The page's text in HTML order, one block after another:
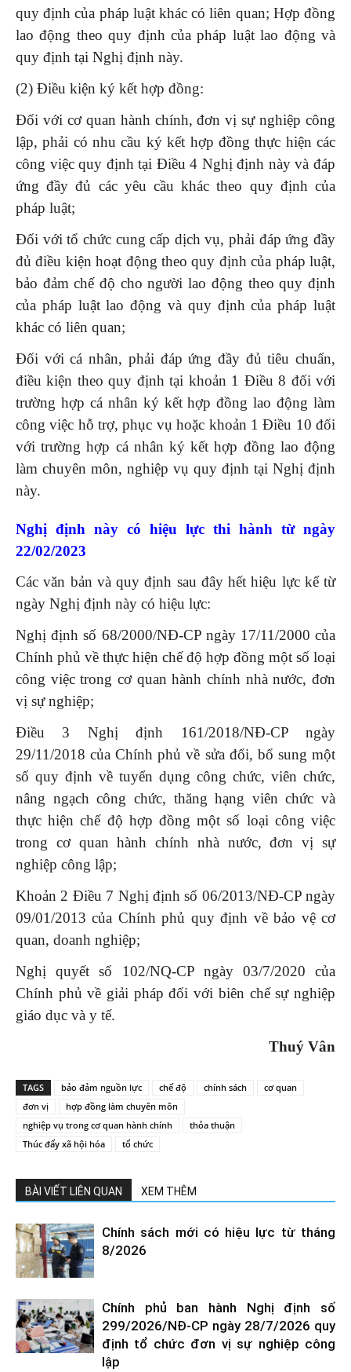
quy định của pháp luật khác có liên quan; Hợp đồng
lao động theo quy định của pháp luật lao động và
quy định tại Nghị định này.
(2) Điều kiện ký kết hợp đồng:
Đối với cơ quan hành chính, đơn vị sự nghiệp công
lập, phải có nhu cầu ký kết hợp đồng thực hiện các
công việc quy định tại Điều 4 Nghị định này và đáp
ứng đầy đủ các yêu cầu khác theo quy định của
pháp luật;
Đối với tổ chức cung cấp dịch vụ, phải đáp ứng đầy
đủ điều kiện hoạt động theo quy định của pháp luật,
bảo đảm chế độ cho người lao động theo quy định
của pháp luật lao động và quy định của pháp luật
khác có liên quan;
Đối với cá nhân, phải đáp ứng đầy đủ tiêu chuẩn,
điều kiện theo quy định tại khoản 1 Điều 8 đối với
trường hợp cá nhân ký kết hợp đồng lao động làm
công việc hỗ trợ, phục vụ hoặc khoản 1 Điều 10 đối
với trường hợp cá nhân ký kết hợp đồng lao động
làm chuyên môn, nghiệp vụ quy định tại Nghị định
này.
Nghị định này có hiệu lực thi hành từ ngày
22/02/2023
Các văn bản và quy định sau đây hết hiệu lực kể từ
ngày Nghị định này có hiệu lực:
Nghị định số 68/2000/NĐ-CP ngày 17/11/2000 của
Chính phủ về thực hiện chế độ hợp đồng một số loại
công việc trong cơ quan hành chính nhà nước, đơn
vị sự nghiệp;
Điều 3 Nghị định 161/2018/NĐ-CP ngày
29/11/2018 của Chính phủ về sửa đổi, bổ sung một
số quy định về tuyển dụng công chức, viên chức,
nâng ngạch công chức, thăng hạng viên chức và
thực hiện chế độ hợp đồng một số loại công việc
trong cơ quan hành chính nhà nước, đơn vị sự
nghiệp công lập;
Khoản 2 Điều 7 Nghị định số 06/2013/NĐ-CP ngày
09/01/2013 của Chính phủ quy định về bảo vệ cơ
quan, doanh nghiệp;
Nghị quyết số 102/NQ-CP ngày 03/7/2020 của
Chính phủ về giải pháp đối với biên chế sự nghiệp
giáo dục và y tế.
Thuý Vân
TAGS bảo đảm nguồn lực chế độ chính sách
cơ quan
đơn vị
hợp đồng làm chuyên môn
nghiệp vụ trong cơ quan hành chính
thỏa thuận
Thúc đẩy xã hội hóa
tổ chức
BÀI VIẾT LIÊN QUAN XEM THÊM
Chính sách mới có hiệu lực từ tháng
8/2026
Chính phủ ban hành Nghị định số
299/2026/NĐ-CP ngày 28/7/2026 quy
định tổ chức đơn vị sự nghiệp công
lập